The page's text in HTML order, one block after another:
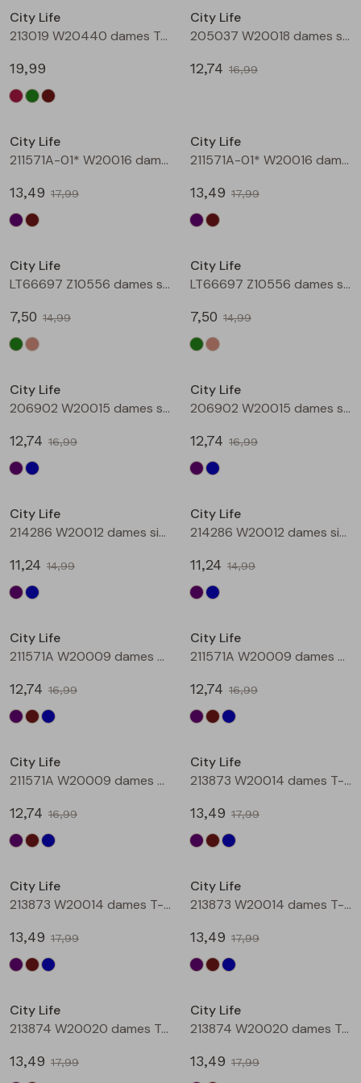
Blouses lange mouw
Sweatshirts
Gilet spencers
Jackjes
Blazers
Bermuda's
Bermuda's
Lange broek
Jackjes
Jassen
Leggings
Rokken
Lange broeken
Lange broeken
Leggings
T-shirts lange mouw
Tops
Vesten
City Life
213019 W20440 dames T-shirt lm Bruin
19,99
City Life
205037 W20018 dames singlet Aubergine
12,74 16,99
City Life
211571A-01* W20016 dames T-shirt km aubergine
13,49 17,99
City Life
211571A-01* W20016 dames T-shirt km bruin
13,49 17,99
City Life
LT66697 Z10556 dames singlet Army
7,50 14,99
City Life
LT66697 Z10556 dames singlet Kit
7,50 14,99
City Life
206902 W20015 dames singlet Aubergine
12,74 16,99
City Life
206902 W20015 dames singlet Petrol
12,74 16,99
City Life
214286 W20012 dames singlet Aubergine
11,24 14,99
City Life
214286 W20012 dames singlet Petrol
11,24 14,99
City Life
211571A W20009 dames T-shirt km Aubergine
12,74 16,99
City Life
211571A W20009 dames T-shirt km Bruin
12,74 16,99
City Life
211571A W20009 dames T-shirt km Petrol
12,74 16,99
City Life
213873 W20014 dames T-shirt km Aubergine
13,49 17,99
City Life
213873 W20014 dames T-shirt km Bruin
13,49 17,99
City Life
213873 W20014 dames T-shirt km Petrol
13,49 17,99
City Life
213874 W20020 dames T-shirt km Aubergine
13,49 17,99
City Life
213874 W20020 dames T-shirt km Bruin
13,49 17,99